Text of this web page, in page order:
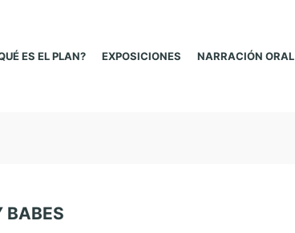
ES EL PLAN? EXPOSICIONES NARRACIÓN ORAL
BABES